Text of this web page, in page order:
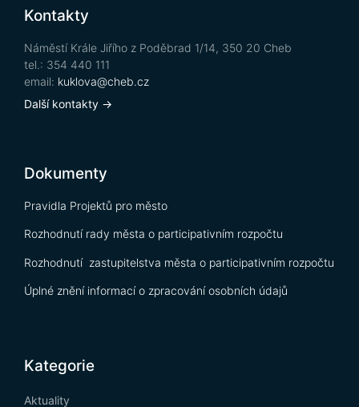
Kontakty
Náměstí Krále Jiřího z Poděbrad 1/14, 350 20 Cheb
tel.: 354 440 111
email: kuklova@cheb.cz
Další kontakty →
Dokumenty
Pravidla Projektů pro město
Rozhodnutí rady města o participativním rozpočtu
Rozhodnutí zastupitelstva města o participativním rozpočtu
Úplné znění informací o zpracování osobních údajů
Kategorie
Aktuality